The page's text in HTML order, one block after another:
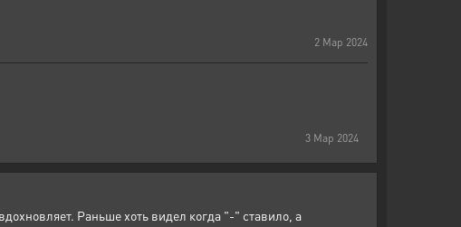
2 Мар 2024
3 Мар 2024
Раньше хоть видел когда "-" ставило, а